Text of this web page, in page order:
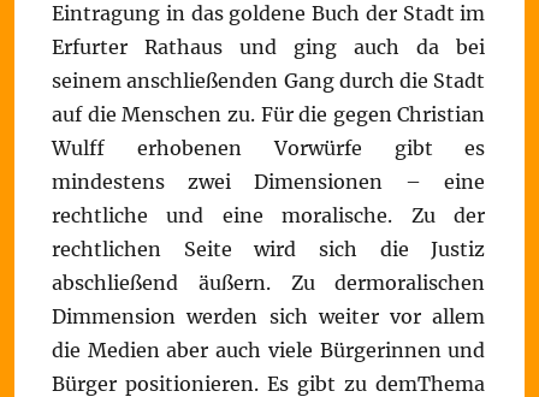
Eintragung in das goldene Buch der Stadt im
Erfurter Rathaus und ging auch da bei
seinem anschließenden Gang durch die Stadt
auf die Menschen zu. Für die gegen Christian
Wulff erhobenen Vorwürfe gibt es
mindestens zwei Dimensionen – eine
rechtliche und eine moralische. Zu der
rechtlichen Seite wird sich die Justiz
abschließend äußern. Zu dermoralischen
Dimmension werden sich weiter vor allem
die Medien aber auch viele Bürgerinnen und
Bürger positionieren. Es gibt zu demThema